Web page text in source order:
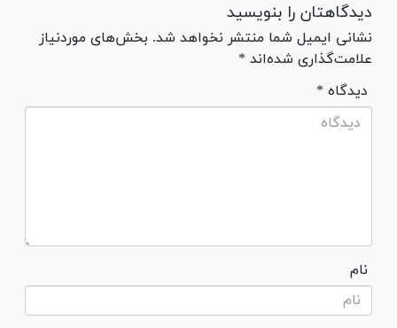
دیدگاهتان را بنویسید
نشانی ایمیل شما منتشر نخواهد شد. بخش‌های موردنیاز
علامت‌گذاری شده‌اند *
* دیدگاه
نام